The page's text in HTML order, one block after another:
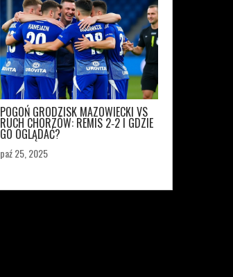
POGOŃ GRODZISK MAZOWIECKI VS
RUCH CHORZÓW: REMIS 2‑2 I GDZIE
GO OGLĄDAĆ?
paź 25, 2025